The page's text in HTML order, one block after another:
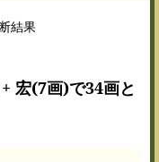
宏(7画)で34画と